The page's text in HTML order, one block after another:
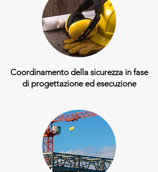
Coordinamento della sicurezza in fase
di progettazione ed esecuzione